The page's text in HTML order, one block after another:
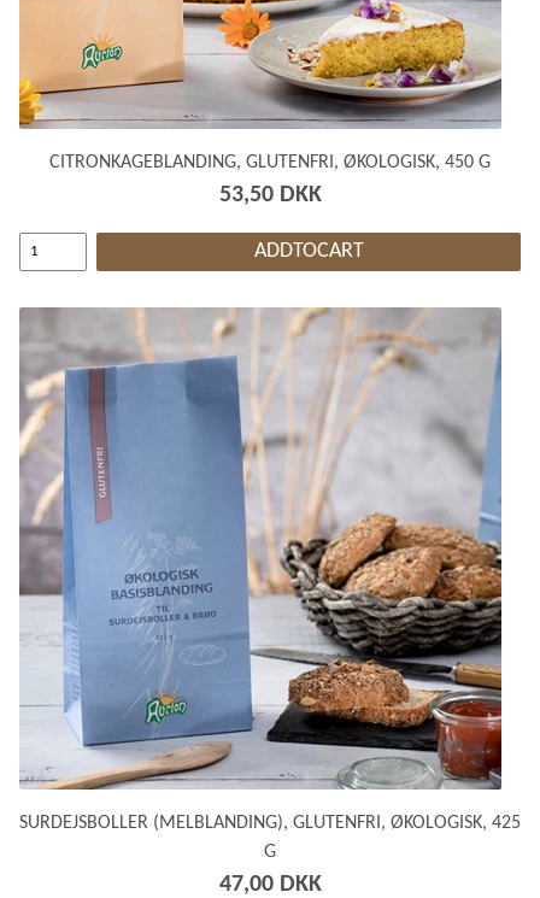
CITRONKAGEBLANDING, GLUTENFRI, ØKOLOGISK, 450 G
53,50 DKK
ADDTOCART
SURDEJSBOLLER (MELBLANDING), GLUTENFRI, ØKOLOGISK, 425
G
47,00 DKK